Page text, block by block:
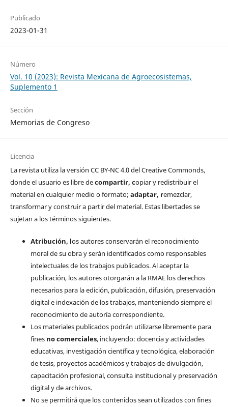
Publicado
2023-01-31
Número
Vol. 10 (2023): Revista Mexicana de Agroecosistemas,
Suplemento 1
Sección
Memorias de Congreso
Licencia
La revista utiliza la versión CC BY-NC 4.0 del Creative Commonds,
donde el usuario es libre decompartir, copiar y redistribuir el
material en cualquier medio o formato; adaptar, remezclar,
transformar y construir a partir del material. Estas libertades se
sujetan a los términos siguientes.
Atribución, los autores conservarán el reconocimiento
moral de su obra y serán identificados como responsables
intelectuales de los trabajos publicados. Al aceptar la
publicación, los autores otorgarán a la RMAE los derechos
necesarios para la edición, publicación, difusión, preservación
digital e indexación de los trabajos, manteniendo siempre el
reconocimiento de autoría correspondiente.
Los materiales publicados podrán utilizarse libremente para
fines no comerciales, incluyendo: docencia y actividades
educativas, investigación científica y tecnológica, elaboración
de tesis, proyectos académicos y trabajos de divulgación,
capacitación profesional, consulta institucional y preservación
digital y de archivos.
No se permitirá que los contenidos sean utilizados con fines